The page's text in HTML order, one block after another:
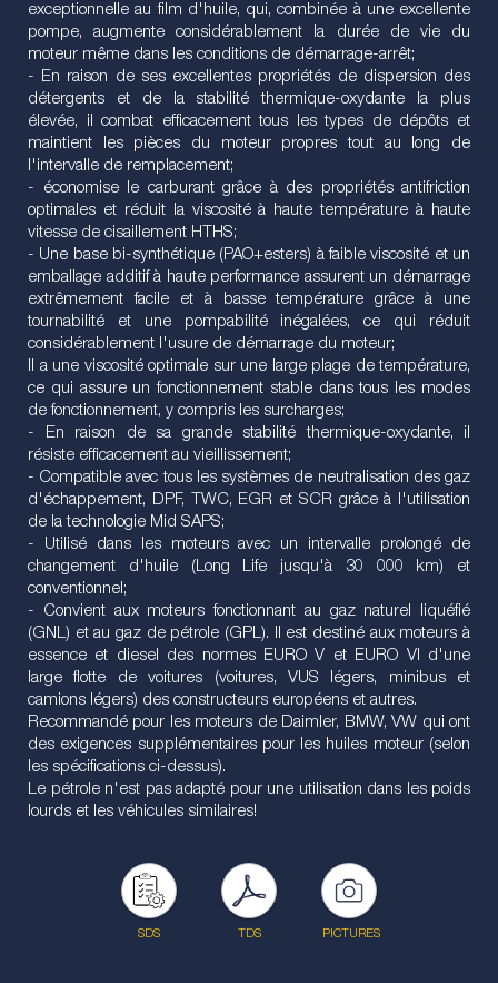
exceptionnelle au film d'huile, qui, combinée à une excellente
pompe, augmente considérablement la durée de vie du
moteur même dans les conditions de démarrage-arrêt;
- En raison de ses excellentes propriétés de dispersion des
détergents et de la stabilité thermique-oxydante la plus
élevée, il combat efficacement tous les types de dépôts et
maintient les pièces du moteur propres tout au long de
l'intervalle de remplacement;
- économise le carburant grâce à des propriétés antifriction
optimales et réduit la viscosité à haute température à haute
vitesse de cisaillement HTHS;
- Une base bi-synthétique (PAO+esters) à faible viscosité et un
emballage additif à haute performance assurent un démarrage
extrêmement facile et à basse température grâce à une
tournabilité et une pompabilité inégalées, ce qui réduit
considérablement l'usure de démarrage du moteur;
Il a une viscosité optimale sur une large plage de température,
ce qui assure un fonctionnement stable dans tous les modes
de fonctionnement, y compris les surcharges;
- En raison de sa grande stabilité thermique-oxydante, il
résiste efficacement au vieillissement;
- Compatible avec tous les systèmes de neutralisation des gaz
d'échappement, DPF, TWC, EGR et SCR grâce à l'utilisation
de la technologie Mid SAPS;
- Utilisé dans les moteurs avec un intervalle prolongé de
changement d'huile (Long Life jusqu'à 30 000 km) et
conventionnel;
- Convient aux moteurs fonctionnant au gaz naturel liquéfié
(GNL) et au gaz de pétrole (GPL). Il est destiné aux moteurs à
essence et diesel des normes EURO V et EURO VI d'une
large flotte de voitures (voitures, VUS légers, minibus et
camions légers) des constructeurs européens et autres.
Recommandé pour les moteurs de Daimler, BMW, VW qui ont
des exigences supplémentaires pour les huiles moteur (selon
les spécifications ci-dessus).
Le pétrole n'est pas adapté pour une utilisation dans les poids
lourds et les véhicules similaires!
SDS TDS PICTURES